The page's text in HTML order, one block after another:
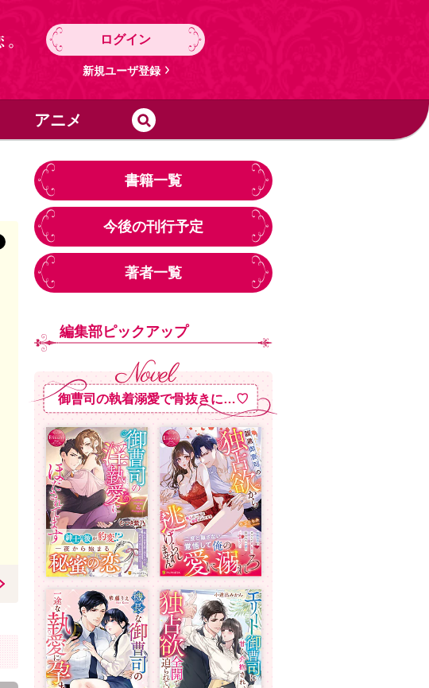
ログイン
新規ユーザ登録
アニメ
書籍一覧
今後の刊行予定
著者一覧
編集部ピックアップ
御曹司の執着溺愛で骨抜きに…♡